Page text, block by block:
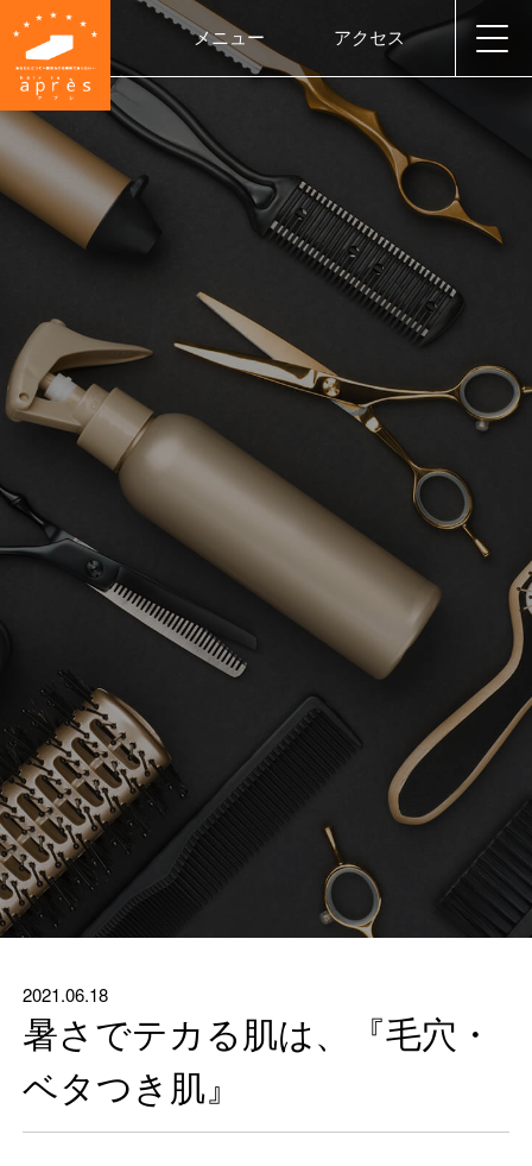
メニュー アクセス
2021.06.18
暑さでテカる肌は、『毛穴・
ベタつき肌』